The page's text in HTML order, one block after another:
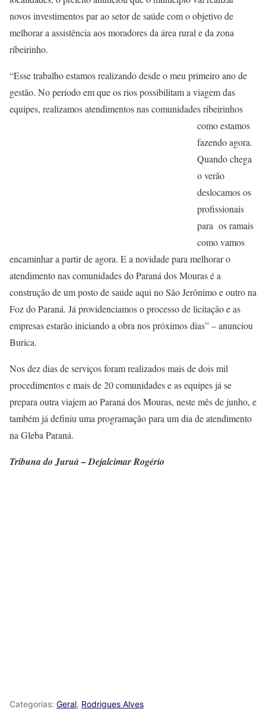
novos investimentos par ao setor de saúde com o objetivo de
melhorar a assistência aos moradores da área rural e da zona
ribeirinho.
“Esse trabalho estamos realizando desde o meu primeiro ano de
gestão. No período em que os rios possibilitam a viagem das
equipes, realizamos atendimentos nas comunidades ribeirinhos
como estamos
fazendo agora.
Quando chega
o verão
deslocamos os
profissionais
para os ramais
como vamos
encaminhar a partir de agora. E a novidade para melhorar o
atendimento nas comunidades do Paraná dos Mouras é a
construção de um posto de saúde aqui no São Jerônimo e outro na
Foz do Paraná. Já providenciamos o processo de licitação e as
empresas estarão iniciando a obra nos próximos dias” – anunciou
Burica.
Nos dez dias de serviços foram realizados mais de dois mil
procedimentos e mais de 20 comunidades e as equipes já se
prepara outra viajem ao Paraná dos Mouras, neste mês de junho, e
também já definiu uma programação para um dia de atendimento
na Gleba Paraná.
Tribuna do Juruá – Dejalcimar Rogério
Categorias: Geral, Rodrigues Alves